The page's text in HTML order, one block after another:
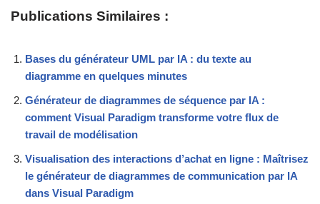
Publications Similaires :
Bases du générateur UML par IA : du texte au
diagramme en quelques minutes
Générateur de diagrammes de séquence par IA :
comment Visual Paradigm transforme votre flux de
travail de modélisation
Visualisation des interactions d’achat en ligne : Maîtrisez
le générateur de diagrammes de communication par IA
dans Visual Paradigm